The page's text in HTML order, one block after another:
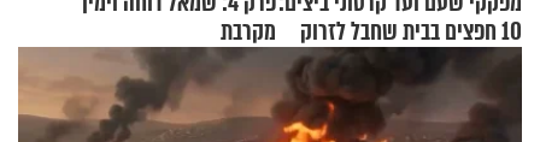
10 חפצים בבית שחבל לזרוק
לפח
מקרבת